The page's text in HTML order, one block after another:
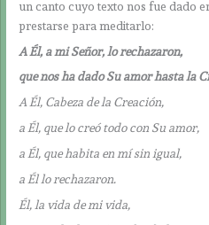
un canto cuyo texto nos fue dado
prestarse para meditarlo:
A Él, a mi Señor, lo rechazaron,
que nos ha dado Su amor hasta la
A Él, Cabeza de la Creación,
a Él, que lo creó todo con Su amor,
a Él, que habita en mí sin igual,
a Él lo rechazaron.
Él, la vida de mi vida,